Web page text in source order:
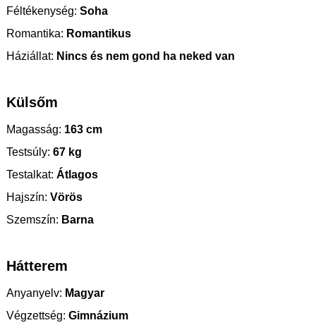
Féltékenység: Soha
Romantika: Romantikus
Háziállat: Nincs és nem gond ha neked van
Külsőm
Magasság: 163 cm
Testsúly: 67 kg
Testalkat: Átlagos
Hajszín: Vörös
Szemszín: Barna
Hátterem
Anyanyelv: Magyar
Végzettség: Gimnázium